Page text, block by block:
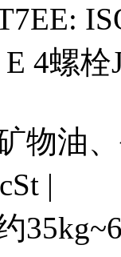
E 4螺
物油
|